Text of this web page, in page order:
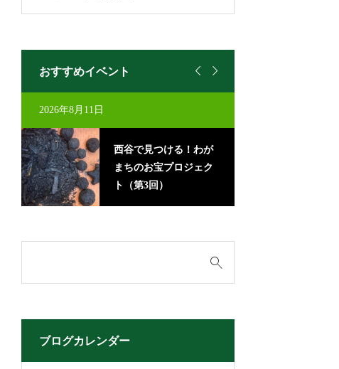
おすすめイベント  
2026年8月11日
西谷で見つける！わが
まちのお宝プロジェク
ト（第3回）
ブログカレンダー